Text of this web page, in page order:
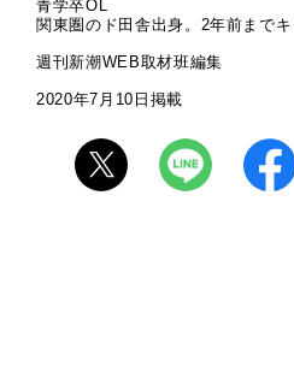
青学卒OL
関東圏のド田舎出身。2年前までキ
週刊新潮WEB取材班編集
2020年7月10日掲載